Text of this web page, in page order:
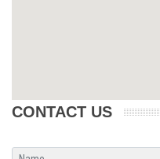
CONTACT US